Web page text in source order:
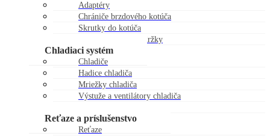
Adaptéry
Chrániče brzdového kotúča
Skrutky do kotúča
Viečka brzdovej nádržky
Chladiaci systém
Chladiče
Hadice chladiča
Mriežky chladiča
Výstuže a ventilátory chladiča
Reťaze a príslušenstvo
Reťaze